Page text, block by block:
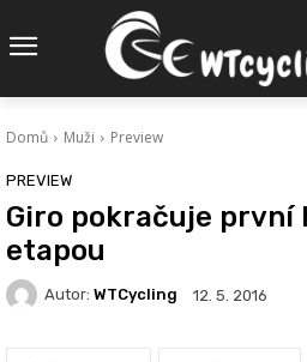
Domů Muži Preview
PREVIEW
Giro pokračuje první
etapou
Autor: WTCycling 12. 5. 2016